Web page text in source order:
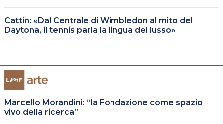
Cattin: «Dal Centrale di Wimbledon al mito del
Daytona, il tennis parla la lingua del lusso»
Marcello Morandini: “la Fondazione come spazio
vivo della ricerca”